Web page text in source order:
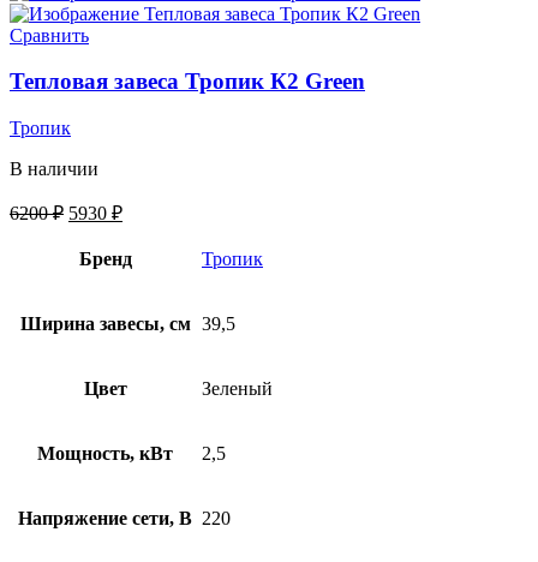
Сравнить
Тепловая завеса Тропик К2 Green
Тропик
В наличии
6200₽ 5930 ₽
Бренд Тропик
Ширина завесы, см 39,5
Цвет Зеленый
Мощность, кВт 2,5
Напряжение сети, В 220